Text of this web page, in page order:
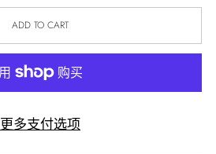
ADD TO CART
更多支付选项